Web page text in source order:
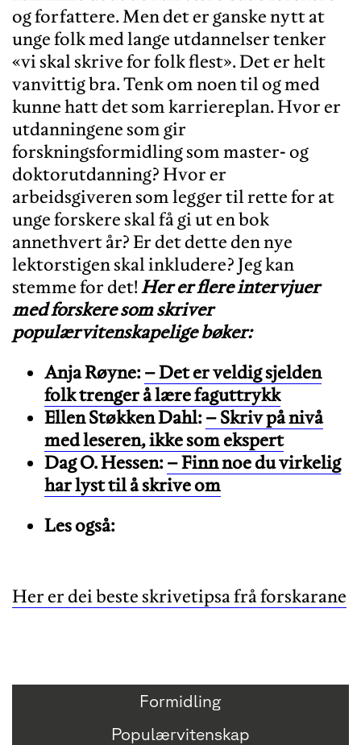
og forfattere. Men det er ganske nytt at
unge folk med lange utdannelser tenker
«vi skal skrive for folk flest». Det er helt
vanvittig bra. Tenk om noen til og med
kunne hatt det som karriereplan. Hvor er
utdanningene som gir
forskningsformidling som master- og
doktorutdanning? Hvor er
arbeidsgiveren som legger til rette for at
unge forskere skal få gi ut en bok
annethvert år? Er det dette den nye
lektorstigen skal inkludere? Jeg kan
stemme for det!Her er flere intervjuer
med forskere som skriver
populærvitenskapelige bøker:
Anja Røyne:– Det er veldig sjelden
folk trenger å lære faguttrykk
Ellen Støkken Dahl:– Skriv på nivå
med leseren, ikke som ekspert
Dag O. Hessen:– Finn noe du virkelig
har lyst til å skrive om
Les også:
Her er dei beste skrivetipsa frå forskarane
Formidling
Populærvitenskap